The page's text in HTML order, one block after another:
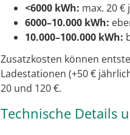
<6000 kWh: max. 20 €
6000–10.000 kWh:
10.000–100.000 kWh:
Zusatzkosten können
Ladestationen (+50 €
20 und 120 €.
Technische Details